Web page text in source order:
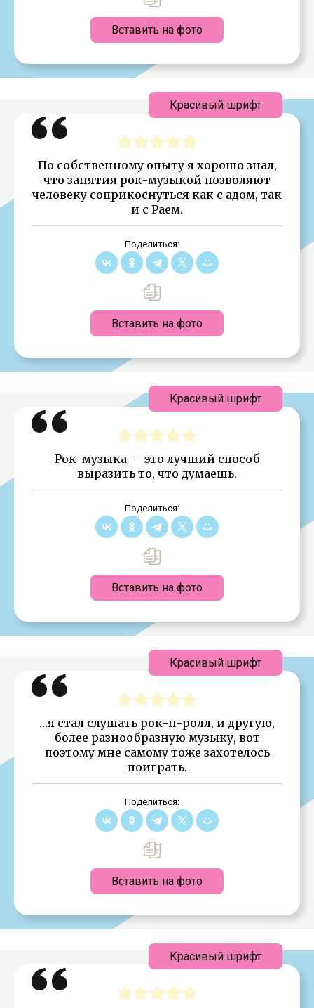
Вставить на фото
По собственному опыту я хорошо знал,
что занятия рок-музыкой позволяют
человеку соприкоснуться как с адом, так
и с Раем.
Поделиться:
Вставить на фото
Красивый шрифт
Рок-музыка — это лучший способ
выразить то, что думаешь.
Поделиться:
Вставить на фото
Красивый шрифт
…я стал слушать рок-н-ролл, и другую,
более разнообразную музыку, вот
поэтому мне самому тоже захотелось
поиграть.
Поделиться:
Вставить на фото
Красивый шрифт
Красивый шрифт